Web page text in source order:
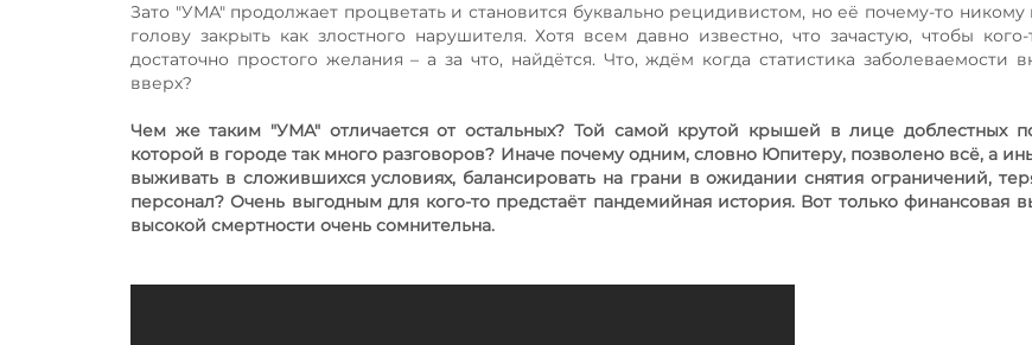
Зато "УМА" продолжает процветать и становится буквально рецидивистом, но её почему-то никому
голову закрыть как злостного нарушителя. Хотя всем давно известно, что зачастую, чтобы
достаточно простого желания – а за что, найдётся. Что, ждём когда статистика заболеваемости
вверх?
Чем же таким "УМА" отличается от остальных? Той самой крутой крышей в лице доблестных
которой в городе так много разговоров? Иначе почему одним, словно Юпитеру, позволено всё, а
выживать в сложившихся условиях, балансировать на грани в ожидании снятия ограничений,
персонал? Очень выгодным для кого-то предстаёт пандемийная история. Вот только финансовая
высокой смертности очень сомнительна.